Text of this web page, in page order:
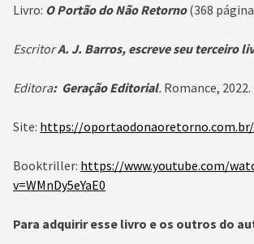
Livro: O Portão do Não Retorno(368
EscritorA. J. Barros, escreve seu terceiro
Editora: Geração Editorial. Romance, 2022.
Site: https://oportaodonaoretorno.com.br/
Booktriller: https://www.youtube.com/
v=WMnDy5eYaE0
Para adquirir esse livro e os outros do